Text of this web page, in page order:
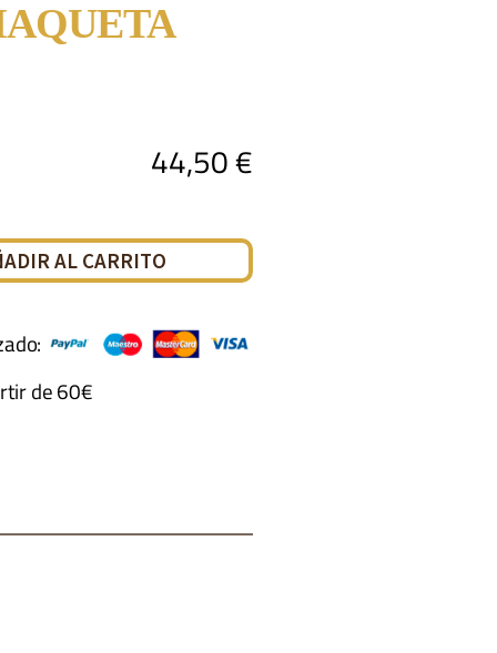
44,50€
AL CARRITO
de 60€